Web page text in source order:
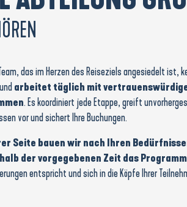
das im Herzen des Reiseziels angesiedelt ist,
arbeitet täglich mit
. Es koordiniert jede Etappe, greift
vor und sichert Ihre Buchungen.
Seite bauen wir nach Ihren
der vorgegebenen Zeit das
entspricht und sich in die Köpfe Ihrer